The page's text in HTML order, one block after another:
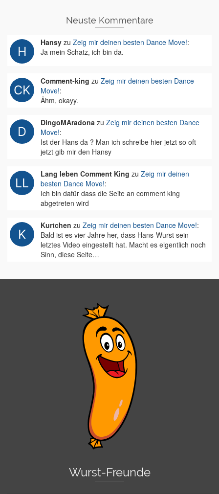
Neuste Kommentare
Hansy zu Zeig mir deinen besten Dance Move!:
Ja mein Schatz, ich bin da.
Comment-king zu Zeig mir deinen besten Dance
Move!:
Ähm, okayy.
DingoMAradona zu Zeig mir deinen besten Dance
Move!:
Ist der Hans da ? Man ich schreibe hier jetzt so oft
jetzt gib mir den Hansy
Lang leben Comment King zu Zeig mir deinen
besten Dance Move!:
Ich bin dafür dass die Seite an comment king
abgetreten wird
Kurtchen zu Zeig mir deinen besten Dance Move!:
Bald ist es vier Jahre her, dass Hans-Wurst sein
letztes Video eingestellt hat. Macht es eigentlich noch
Sinn, diese Seite…
Wurst-Freunde